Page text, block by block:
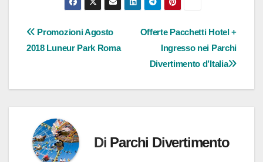
Navigazione
Offerte Pacchetti Hotel +
Ingresso nei Parchi
Divertimento d’Italia
Promozioni Agosto
2018 Luneur Park Roma
Di Parchi Divertimento